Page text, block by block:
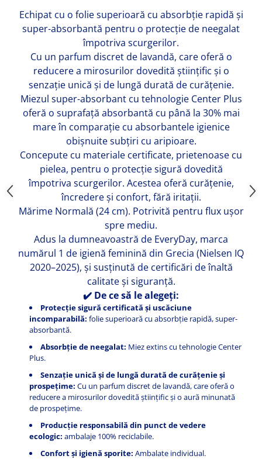
Adeziv dentar si ingrijire proteza
Igiena intima
Tampoane si absorbante
Geluri si deodorante igiena intima
Produse manichiura & pedichiura
Oja si lac de unghii
Accesorii manichiura & pedichiura
Scutece adulti
Echipat cu o folie superioară cu absorbție rapidă și
super-absorbantă pentru o protecție de neegalat
împotriva scurgerilor.
Cu un parfum discret de lavandă, care oferă o
reducere a mirosurilor dovedită științific și o
senzație unică și de lungă durată de curățenie.
Miezul super-absorbant cu tehnologie Center Plus
oferă o suprafață absorbantă cu până la 30% mai
mare în comparație cu absorbantele igienice
obișnuite subțiri cu aripioare.
Concepute cu materiale certificate, prietenoase cu
pielea, pentru o protecție sigură dovedită
împotriva scurgerilor. Acestea oferă curățenie,
încredere și confort, fără iritații.
Mărime Normală (24 cm). Potrivită pentru flux ușor
spre mediu.
Adus la dumneavoastră de EveryDay, marca
numărul 1 de igienă feminină din Grecia (Nielsen IQ
2020–2025), și susținută de certificări de înaltă
calitate și siguranță.
✔️ De ce să le alegeți:
Protecție sigură certificată și uscăciune
incomparabilă: folie superioară cu absorbție rapidă, super-
absorbantă.
Absorbție de neegalat: Miez extins cu tehnologie Center
Plus.
Senzație unică și de lungă durată de curățenie și
prospețime: Cu un parfum discret de lavandă, care oferă o
reducere a mirosurilor dovedită științific și o aură minunată
de prospețime.
Producție responsabilă din punct de vedere
ecologic: ambalaje 100% reciclabile.
Confort și igienă sporite: Ambalate individual.